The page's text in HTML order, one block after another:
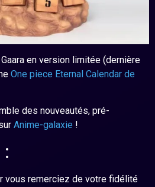
en version limitée (dernière
One piece Eternal Calendar de
des nouveautés, pré-
Anime-galaxie !
vous remerciez de votre fidélité